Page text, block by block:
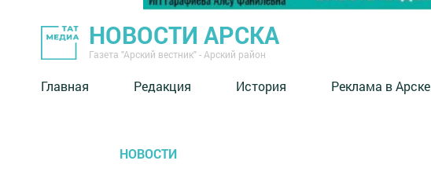
НОВОСТИ АРСКА
Газета "Арский вестник" - Арский район
Главная Редакция История Реклама в Арске
НОВОСТИ